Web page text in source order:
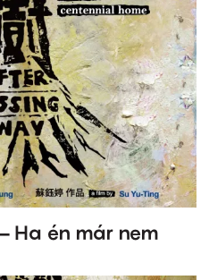
Ha én már nem